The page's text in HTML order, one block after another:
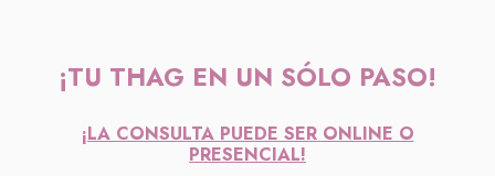
¡TU THAG EN UN SÓLO PASO!
¡LA CONSULTA PUEDE SER ONLINE O
PRESENCIAL!